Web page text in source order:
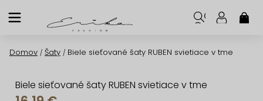
na
Domov / Šaty / Biele sieťované šaty RUBEN svietiace v tme
Biele sieťované šaty RUBEN svietiace v tme